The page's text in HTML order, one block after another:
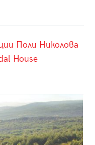
Поли Николова
House